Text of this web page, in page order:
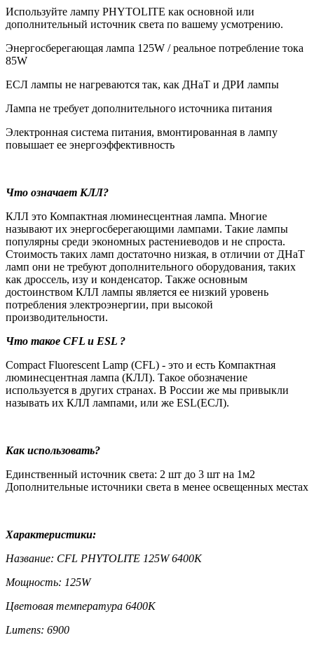
Используйте лампу PHYTOLITE как основной или
дополнительный источник света по вашему усмотрению.
Энергосберегающая лампа 125W /реальное потребление тока
85W
ЕСЛ лампы не нагреваются так, как ДНаТ и ДРИ лампы
Лампа не требует дополнительного источника питания
Электронная система питания, вмонтированная в лампу
повышает ее энергоэффективность
Что означает КЛЛ?
КЛЛ это Компактная люминесцентная лампа. Многие
называют их энергосберегающими лампами. Такие лампы
популярны среди экономных растениеводов и не спроста.
Стоимость таких ламп достаточно низкая, в отличии от ДНаТ
ламп они не требуют дополнительного оборудования, таких
как дроссель, изу и конденсатор. Также основным
достоинством КЛЛ лампы является ее низкий уровень
потребления электроэнергии, при высокой
производительности.
Что такое CFL и ESL ?
Compact Fluorescent Lamp (CFL) - это и есть Компактная
люминесцентная лампа (КЛЛ). Такое обозначение
используется в других странах. В России же мы привыкли
называть их КЛЛ лампами, или же ESL(ЕСЛ).
Как использовать?
Единственный источник света: 2 шт до 3 шт на 1м2
Дополнительные источники света в менее освещенных местах
Характеристики:
Название: CFL PHYTOLITE 125W 6400K
Мощность: 125W
Цветовая температура 6400K
Lumens: 6900